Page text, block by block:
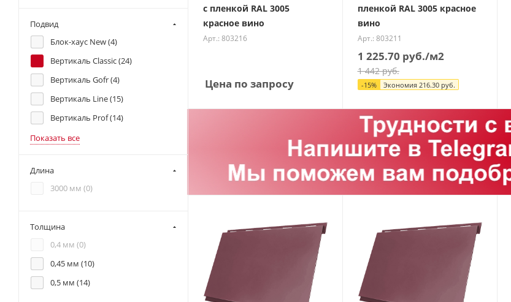
с пленкой RAL 3005
красное вино
Арт.: 803216
Цена по запросу
пленкой RAL 3005 красное
вино
Арт.: 803211
1 225.70 руб./м2
1 442руб.
-15% Экономия 216.30руб.
Подвид
Блок-хаус New (4)
Вертикаль Classic (24)
Вертикаль Gofr (4)
Вертикаль Line (15)
Вертикаль Prof (14)
Показать все
Длина
3000 мм (0)
Толщина
0,4 мм (0)
0,45 мм (10)
0,5 мм (14)